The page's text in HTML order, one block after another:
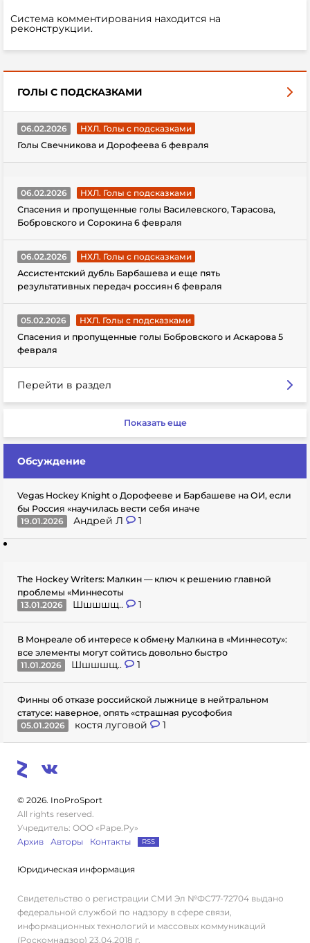
Система комментирования находится на
реконструкции.
ГОЛЫ С ПОДСКАЗКАМИ
06.02.2026
НХЛ. Голы с подсказками
Голы Свечникова и Дорофеева 6 февраля
06.02.2026
НХЛ. Голы с подсказками
Спасения и пропущенные голы Василевского, Тарасова,
Бобровского и Сорокина 6 февраля
06.02.2026
НХЛ. Голы с подсказками
Ассистентский дубль Барбашева и еще пять
результативных передач россиян 6 февраля
05.02.2026
НХЛ. Голы с подсказками
Спасения и пропущенные голы Бобровского и Аскарова 5
февраля
Перейти в раздел
Показать еще
Обсуждение
Vegas Hockey Knight о Дорофееве и Барбашеве на ОИ, если
бы Россия «научилась вести себя иначе
19.01.2026
Андрей Л 1
The Hockey Writers: Малкин — ключ к решению главной
проблемы «Миннесоты
13.01.2026
Шшшшщ.. 1
В Монреале об интересе к обмену Малкина в «Миннесоту»:
все элементы могут сойтись довольно быстро
11.01.2026
Шшшшщ.. 1
Финны об отказе российской лыжнице в нейтральном
статусе: наверное, опять «страшная русофобия
05.01.2026
костя луговой 1
© 2026. InoProSport
All rights reserved.
Учредитель: ООО «Раре.Ру»
Архив
Авторы Контакты RSS
Юридическая информация
Свидетельство о регистрации СМИ Эл №ФС77-72704 выдано
федеральной службой по надзору в сфере связи,
информационных технологий и массовых коммуникаций
(Роскомнадзор) 23.04.2018 г.